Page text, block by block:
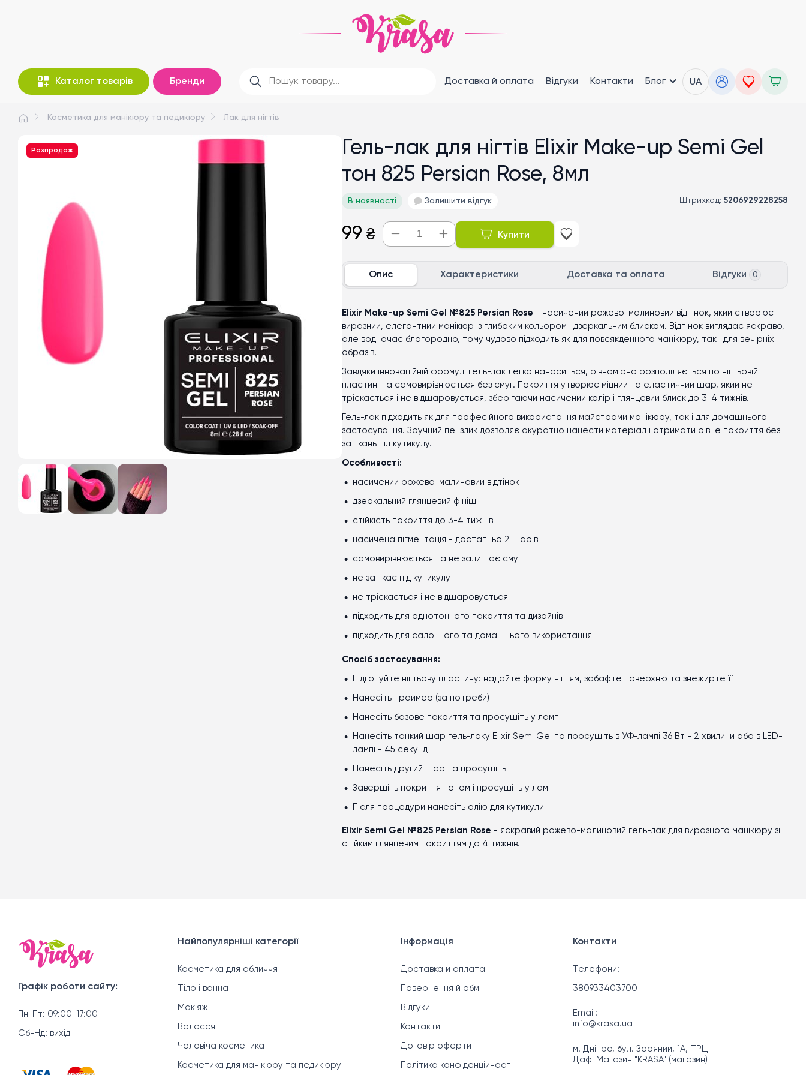
Каталог товарів Бренди Доставка й оплата Відгуки Контакти Блог UA
Косметика для манікюру та педикюру Лак для нігтів
Розпродаж
Гель-лак для нігтів Elixir Make-up Semi Gel
тон 825 Persian Rose, 8мл
В наявності Залишити відгук Штрихкод: 5206929228258
99 ₴ Купити
Опис Характеристики Доставка та оплата Відгуки 0
Elixir Make-up Semi Gel №825 Persian Rose - насичений рожево-малиновий відтінок, який створює
виразний, елегантний манікюр із глибоким кольором і дзеркальним блиском. Відтінок виглядає яскраво,
але водночас благородно, тому чудово підходить як для повсякденного манікюру, так і для вечірніх
образів.
Завдяки інноваційній формулі гель-лак легко наноситься, рівномірно розподіляється по нігтьовій
пластині та самовирівнюється без смуг. Покриття утворює міцний та еластичний шар, який не
тріскається і не відшаровується, зберігаючи насичений колір і глянцевий блиск до 3-4 тижнів.
Гель-лак підходить як для професійного використання майстрами манікюру, так і для домашнього
застосування. Зручний пензлик дозволяє акуратно нанести матеріал і отримати рівне покриття без
затікань під кутикулу.
Особливості:
насичений рожево-малиновий відтінок
дзеркальний глянцевий фініш
стійкість покриття до 3-4 тижнів
насичена пігментація - достатньо 2 шарів
самовирівнюється та не залишає смуг
не затікає під кутикулу
не тріскається і не відшаровується
підходить для однотонного покриття та дизайнів
підходить для салонного та домашнього використання
Спосіб застосування:
Підготуйте нігтьову пластину: надайте форму нігтям, забафте поверхню та знежирте її
Нанесіть праймер (за потреби)
Нанесіть базове покриття та просушіть у лампі
Нанесіть тонкий шар гель-лаку Elixir Semi Gel та просушіть в УФ-лампі 36 Вт - 2 хвилини або в LED-
лампі - 45 секунд
Нанесіть другий шар та просушіть
Завершіть покриття топом і просушіть у лампі
Після процедури нанесіть олію для кутикули
Elixir Semi Gel №825 Persian Rose - яскравий рожево-малиновий гель-лак для виразного манікюру зі
стійким глянцевим покриттям до 4 тижнів.
Графік роботи сайту:
Пн-Пт: 09:00-17:00
Сб-Нд: вихідні
Найпопулярніші категорії
Косметика для обличчя
Тіло і ванна
Макіяж
Волосся
Чоловіча косметика
Косметика для манікюру та педикюру
Інформація
Доставка й оплата
Повернення й обмін
Відгуки
Контакти
Договір оферти
Політика конфіденційності
Контакти
Телефони:
380933403700
Email:
info@krasa.ua
м. Дніпро, бул. Зоряний, 1А, ТРЦ
Дафі Магазин "KRASA" (магазин)